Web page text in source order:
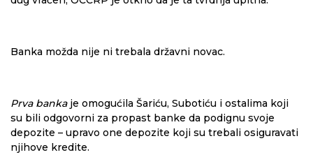
Banka možda nije ni trebala državni novac.
Prva banka je omogućila Šariću, Subotiću i ostalima koji
su bili odgovorni za propast banke da podignu svoje
depozite – upravo one depozite koji su trebali osiguravati
njihove kredite.